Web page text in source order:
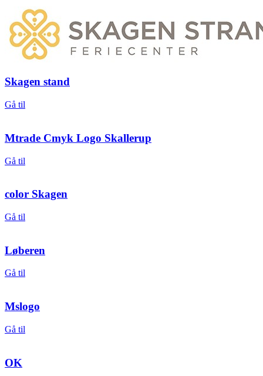
Skagen stand
Gå til
Mtrade Cmyk Logo Skallerup
Gå til
color Skagen
Gå til
Løberen
Gå til
Mslogo
Gå til
OK